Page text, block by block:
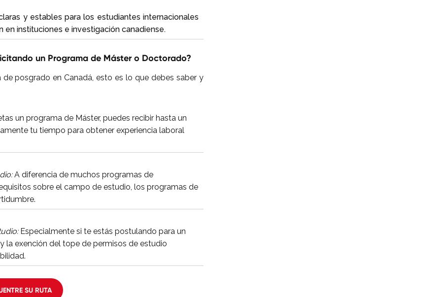
y estables para los estudiantes internacionales
instituciones e investigación canadiense.
un Programa de Máster o Doctorado?
posgrado en Canadá, esto es lo que debes saber y
un programa de Máster, puedes recibir hasta un
tu tiempo para obtener experiencia laboral
A diferencia de muchos programas de
sobre el campo de estudio, los programas de
Especialmente si te estás postulando para un
la exención del tope de permisos de estudio
SU RUTA